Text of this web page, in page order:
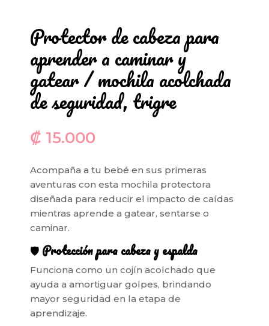
Protector de cabeza para
aprender a caminar y
gatear / mochila acolchada
de seguridad, trigre
₡ 15.000
Acompaña a tu bebé en sus primeras
aventuras con esta mochila protectora
diseñada para reducir el impacto de caídas
mientras aprende a gatear, sentarse o
caminar.
🛡️Protección para cabeza y espalda
Funciona como un cojín acolchado que
ayuda a amortiguar golpes, brindando
mayor seguridad en la etapa de
aprendizaje.